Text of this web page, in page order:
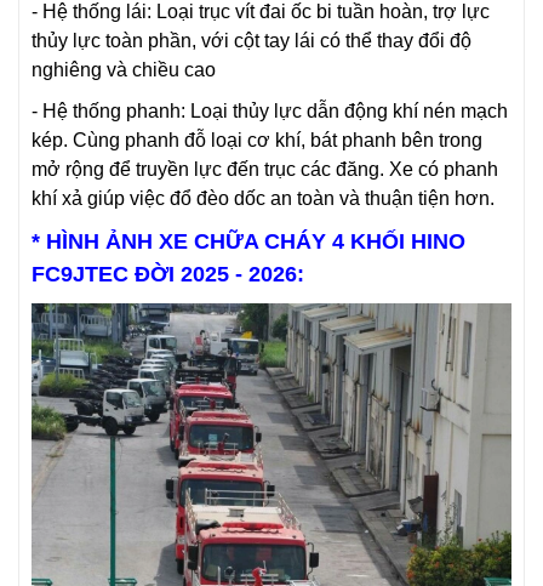
- Hệ thống lái: Loại trục vít đai ốc bi tuần hoàn, trợ lực
thủy lực toàn phần, với cột tay lái có thể thay đổi độ
nghiêng và chiều cao
- Hệ thống phanh: Loại thủy lực dẫn động khí nén mạch
kép. Cùng phanh đỗ loại cơ khí, bát phanh bên trong
mở rộng để truyền lực đến trục các đăng. Xe có phanh
khí xả giúp việc đổ đèo dốc an toàn và thuận tiện hơn.
* HÌNH ẢNH XE CHỮA CHÁY 4 KHỐI HINO
FC9JTEC ĐỜI 2025 - 2026: